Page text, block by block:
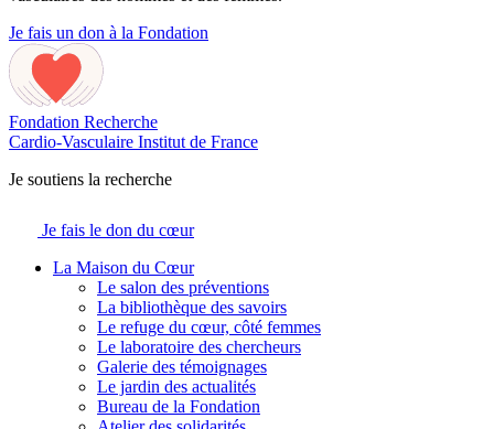
Je fais un don à la Fondation
Fondation Recherche
Cardio-Vasculaire Institut de France
Je soutiens la recherche
Je fais le don du cœur
La Maison du Cœur
Le salon des préventions
La bibliothèque des savoirs
Le refuge du cœur, côté femmes
Le laboratoire des chercheurs
Galerie des témoignages
Le jardin des actualités
Bureau de la Fondation